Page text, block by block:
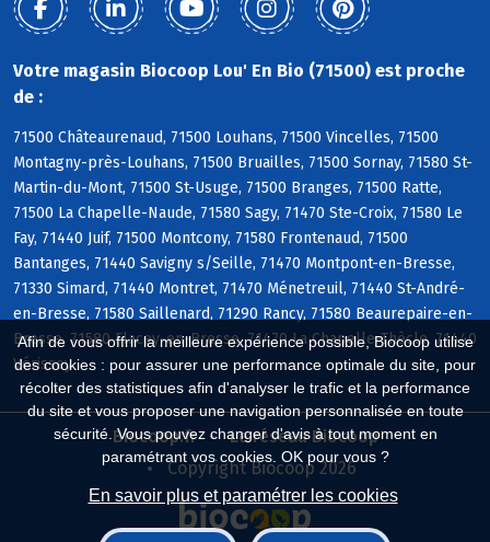
Afin de vous offrir la meilleure expérience possible, Biocoop utilise
des cookies : pour assurer une performance optimale du site, pour
récolter des statistiques afin d'analyser le trafic et la performance
du site et vous proposer une navigation personnalisée en toute
sécurité. Vous pouvez changer d'avis à tout moment en
paramétrant vos cookies. OK pour vous ?
En savoir plus et paramétrer les cookies
Votre magasin Biocoop Lou' En Bio (71500) est proche
de :
71500 Châteaurenaud, 71500 Louhans, 71500 Vincelles, 71500
Montagny-près-Louhans, 71500 Bruailles, 71500 Sornay, 71580 St-
Martin-du-Mont, 71500 St-Usuge, 71500 Branges, 71500 Ratte,
71500 La Chapelle-Naude, 71580 Sagy, 71470 Ste-Croix, 71580 Le
Fay, 71440 Juif, 71500 Montcony, 71580 Frontenaud, 71500
Bantanges, 71440 Savigny s/Seille, 71470 Montpont-en-Bresse,
71330 Simard, 71440 Montret, 71470 Ménetreuil, 71440 St-André-
en-Bresse, 71580 Saillenard, 71290 Rancy, 71580 Beaurepaire-en-
Bresse, 71580 Flacey-en-Bresse, 71470 La Chapelle-Thècle, 71440
Vérissey
Biocoop.fr
Le réseau Biocoop
Copyright Biocoop 2026